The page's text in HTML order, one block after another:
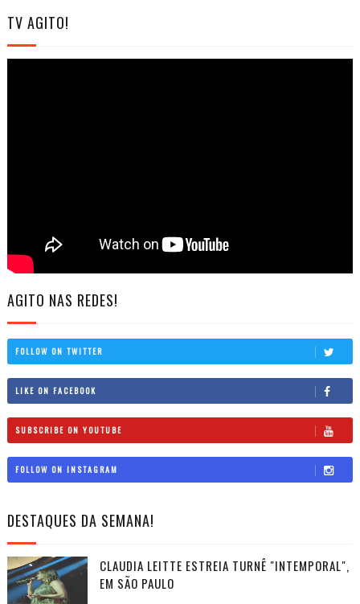
TV AGITO!
AGITO NAS REDES!
FOLLOW ON TWITTER
LIKE ON FACEBOOK
SUBSCRIBE ON YOUTUBE
FOLLOW ON INSTAGRAM
DESTAQUES DA SEMANA!
CLAUDIA LEITTE ESTREIA TURNÊ "INTEMPORAL",
EM SÃO PAULO